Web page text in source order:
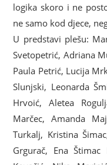
logika skoro i ne
ne samo kod djece,
U predstavi plešu:
Svetopetrić, Adriana
Paula Petrić, Lucija
Slunjski, Leonarda
Hrvoić, Aletea
Marčec, Amanda
Turkalj, Kristina
Grgurač, Ena Štimac